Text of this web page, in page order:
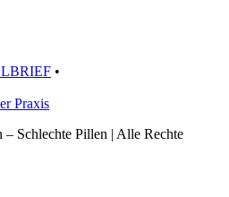
•
Praxis
Schlechte Pillen | Alle Rechte